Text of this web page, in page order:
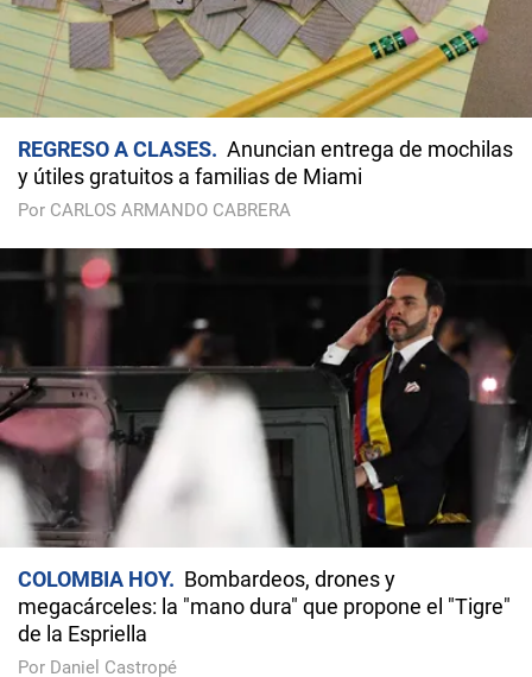
REGRESO A CLASES
Anuncian entrega de mochilas
y útiles gratuitos a familias de Miami
Por CARLOS ARMANDO CABRERA
COLOMBIA HOY
Bombardeos, drones y
megacárceles: la "mano dura" que propone el "Tigre"
de la Espriella
Por Daniel Castropé